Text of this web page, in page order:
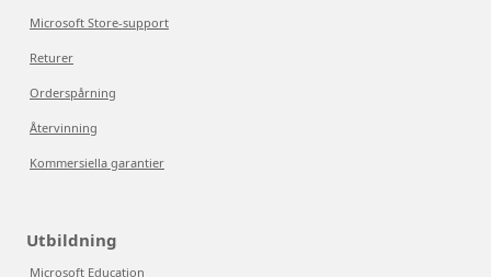
Microsoft Store-support
Returer
Orderspårning
Återvinning
Kommersiella garantier
Utbildning
Microsoft Education